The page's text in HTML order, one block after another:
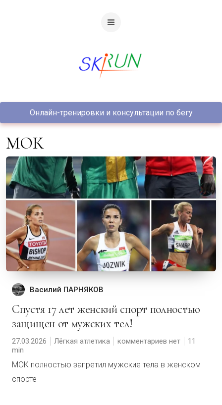
Онлайн-тренировки и консультации по бегу
МОК
Василий ПАРНЯКОВ
Спустя 17 лет женский спорт полностью
защищен от мужских тел!
27.03.2026 Лёгкая атлетика комментариев нет 11
МОК полностью запретил мужские тела в женском
спорте